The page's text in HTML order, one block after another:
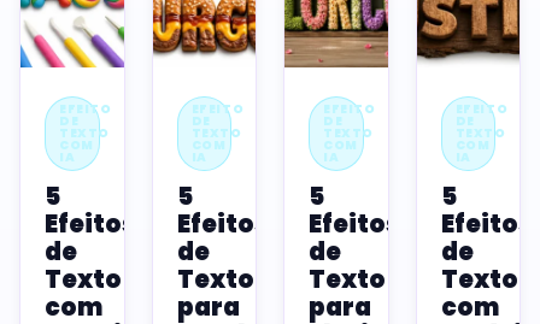
EFEITO
DE
TEXTO
COM
IA
5
Efeitos
de
Texto
com
EFEITO
DE
TEXTO
COM
IA
5
Efeitos
de
Texto
para
EFEITO
DE
TEXTO
COM
IA
5
Efeitos
de
Texto
para
EFEITO
DE
TEXTO
COM
IA
5
Efeitos
de
Texto
com